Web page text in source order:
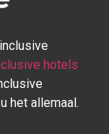
hotels
het allemaal.